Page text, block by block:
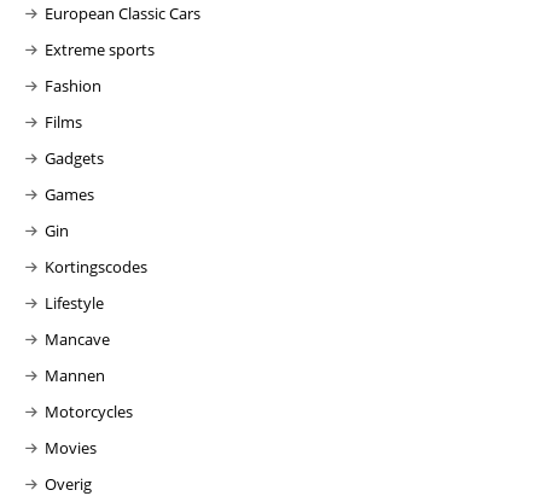
European Classic Cars
Extreme sports
Fashion
Films
Gadgets
Games
Gin
Kortingscodes
Lifestyle
Mancave
Mannen
Motorcycles
Movies
Overig